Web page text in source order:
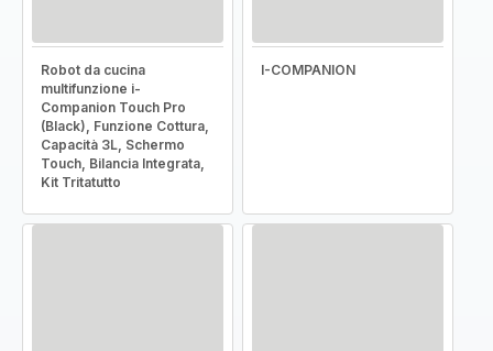
Robot da cucina
multifunzione i-
Companion Touch Pro
(Black), Funzione Cottura,
Capacità 3L, Schermo
Touch, Bilancia Integrata,
Kit Tritatutto
I-COMPANION